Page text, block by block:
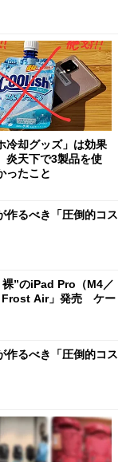
冷却グッズ」は効果
天下で3製品を使
ったこと
作るべき「圧倒的コス
”のiPad Pro（M4／
Frost Air」発売 ケー
作るべき「圧倒的コス